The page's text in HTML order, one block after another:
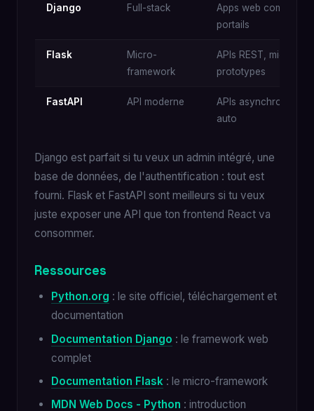
Django Full-stack
Apps web
portails
Flask
Micro-
framework
APIs REST, micro-
prototypes
FastAPI API moderne
APIs asynchrones,
auto
Django est parfait si tu veux un admin intégré, une
base de données, de l'authentification : tout est
fourni. Flask et FastAPI sont meilleurs si tu veux
juste exposer une API que ton frontend React va
consommer.
Ressources
Python.org : le site officiel, téléchargement et
documentation
Documentation Django : le framework web
complet
Documentation Flask : le micro-framework
MDN Web Docs - Python : introduction